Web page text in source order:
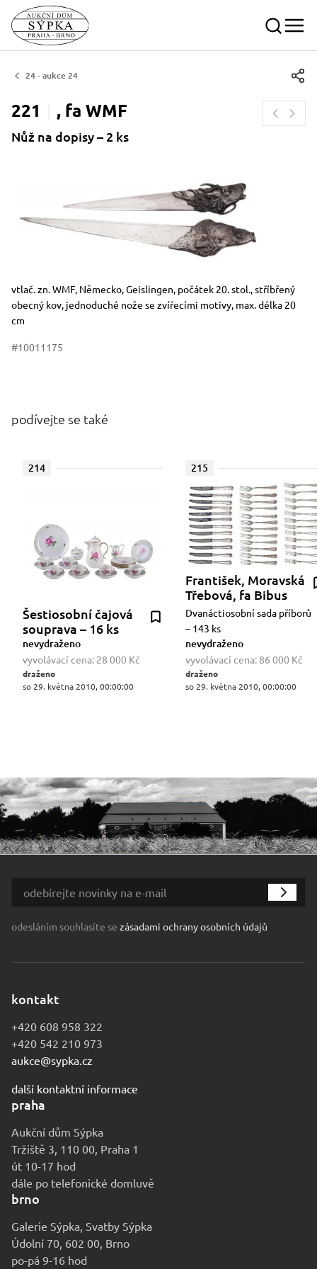
24 - aukce 24
221 , fa WMF
Nůž na dopisy – 2 ks
Rozměry
Stručný popis předmětu
vtlač. zn. WMF, Německo, Geislingen, počátek 20. stol., stříbřený
obecný kov, jednoduché nože se zvířecími motivy, max. délka 20
cm
#10011175
podívejte se také
214
Šestiosobní čajová
souprava – 16 ks
nevydraženo
vyvolávací cena: 28 000 Kč
draženo
so 29. května 2010, 00:00:00
215
František, Moravská
Třebová, fa Bibus
Dvanáctiosobní sada příborů
– 143 ks
nevydraženo
vyvolávací cena: 86 000 Kč
draženo
so 29. května 2010, 00:00:00
odesláním souhlasíte se zásadami ochrany osobních údajů
kontakt
+420 608 958 322
+420 542 210 973
aukce@sypka.cz
další kontaktní informace
praha
Aukční dům Sýpka
Tržiště 3, 110 00, Praha 1
út 10-17 hod
dále po telefonické domluvě
brno
Galerie Sýpka, Svatby Sýpka
Údolní 70, 602 00, Brno
po-pá 9-16 hod